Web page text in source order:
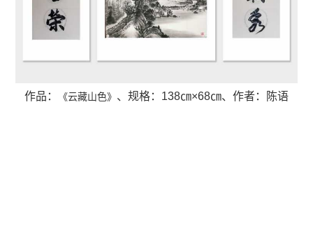
作品： 《云藏山色》 、 规格：138㎝×68㎝、 作者：陈语